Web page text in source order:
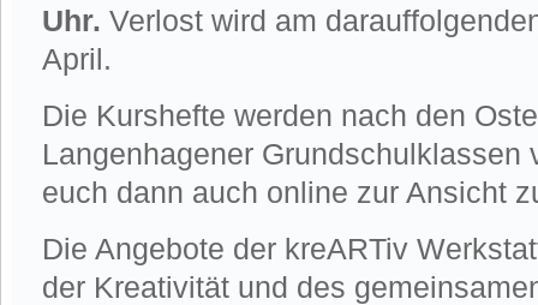
Uhr. Verlost wird am
April.
Die Kurshefte werden nach den
Langenhagener Grundschulklassen
euch dann auch online zur Ansicht
Die Angebote der kreARTiv
der Kreativität und des